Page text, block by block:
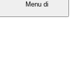
Menu di